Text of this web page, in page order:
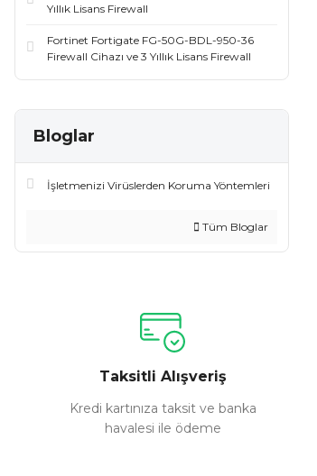
Yıllık Lisans Firewall
Fortinet Fortigate FG-50G-BDL-950-36
Firewall Cihazı ve 3 Yıllık Lisans Firewall
Bloglar
İşletmenizi Virüslerden Koruma Yöntemleri
Tüm Bloglar
Taksitli Alışveriş
Kredi kartınıza taksit ve banka
havalesi ile ödeme